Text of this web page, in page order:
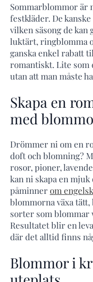
Sommarblommor är
festkläder. De
vilken säsong de kan
luktärt, ringblomma
ganska enkel rabatt
romantiskt. Lite som
utan att man måste
Skapa en
med
Drömmer ni om en
doft och blomning?
rosor, pioner,
kan ni skapa en
påminnerom
blommorna växa
sorter som blommar
Resultatet blir en
där det alltid finns
Blommor i